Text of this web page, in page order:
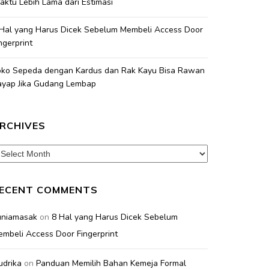
yang Harus Dicek Sebelum Membeli Access Door
Sepeda dengan Kardus dan Rak Kayu Bisa Rawan
Jika Gudang Lembap
COMMENTS
on 8 Hal yang Harus Dicek Sebelum
Access Door Fingerprint
on Panduan Memilih Bahan Kemeja Formal